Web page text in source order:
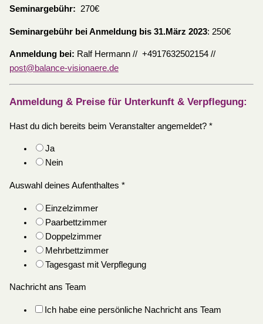
Seminargebühr: 270€
Seminargebühr bei Anmeldung bis 31.März 2023: 250€
Anmeldung bei: Ralf Hermann // +4917632502154 //
post@balance-visionaere.de
Anmeldung & Preise für Unterkunft & Verpflegung:
Hast du dich bereits beim Veranstalter angemeldet? *
Ja
Nein
Auswahl deines Aufenthaltes *
Einzelzimmer
Paarbettzimmer
Doppelzimmer
Mehrbettzimmer
Tagesgast mit Verpflegung
Nachricht ans Team
Ich habe eine persönliche Nachricht ans Team